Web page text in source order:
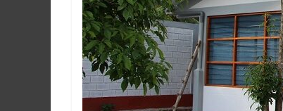
Martín
Loreto